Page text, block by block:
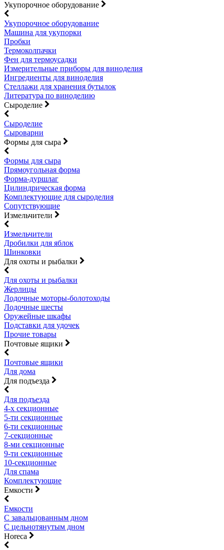
Укупорочное оборудование
Укупорочное оборудование
Машина для укупорки
Пробки
Термоколпачки
Фен для термоусадки
Измерительные приборы для виноделия
Ингредиенты для виноделия
Стеллажи для хранения бутылок
Литература по виноделию
Сыроделие
Сыроделие
Сыроварни
Формы для сыра
Формы для сыра
Прямоугольная форма
Форма-дуршлаг
Цилиндрическая форма
Комплектующие для сыроделия
Сопутствующие
Измельчители
Измельчители
Дробилки для яблок
Шинковки
Для охоты и рыбалки
Для охоты и рыбалки
Жерлицы
Лодочные моторы-болотоходы
Лодочные шесты
Оружейные шкафы
Подставки для удочек
Прочие товары
Почтовые ящики
Почтовые ящики
Для дома
Для подъезда
Для подъезда
4-х секционные
5-ти секционные
6-ти секционные
7-секционные
8-ми секционные
9-ти секционные
10-секционные
Для спама
Комплектующие
Емкости
Емкости
С завальцованным дном
С цельнотянутым дном
Horeca